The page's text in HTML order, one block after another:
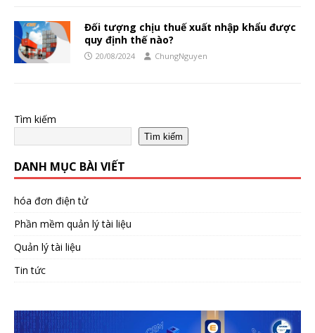
Đối tượng chịu thuế xuất nhập khẩu được
quy định thế nào?
20/08/2024 ChungNguyen
Tìm kiếm
Tìm kiếm
DANH MỤC BÀI VIẾT
hóa đơn điện tử
Phần mềm quản lý tài liệu
Quản lý tài liệu
Tin tức